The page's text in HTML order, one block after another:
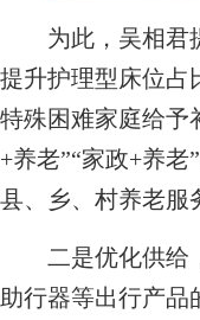
为此，吴相君提
提升护理型床位占
特殊困难家庭给予
+养老”“家政+养
县、乡、村养老服
二是优化供给，
助行器等出行产